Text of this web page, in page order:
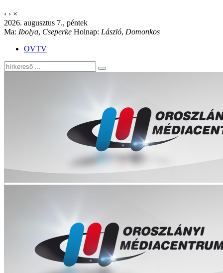
‹ › ×
2026. augusztus 7., péntek
Ma: Ibolya, Cseperke Holnap: László, Domonkos
OVTV